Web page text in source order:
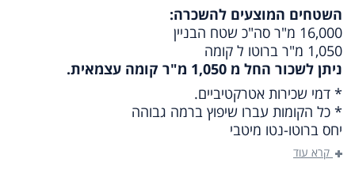
השטחים המוצעים להשכרה:
16,000 מ"ר סה"כ שטח הבניין
1,050 מ"ר ברוטו ל קומה
ניתן לשכור החל מ 1,050 מ"ר קומה עצמאית.
* דמי שכירות אטרקטיביים.
* כל הקומות עברו שיפוץ ברמה גבוהה
יחס ברוטו-נטו מיטבי